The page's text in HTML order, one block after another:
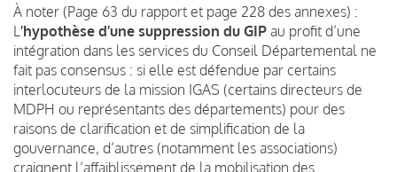
À noter (Page 63 du rapport et page 228 des annexes) :
L ’hypothèse d’une suppression du GIP au profit d’une
intégration dans les services du Conseil Départemental ne
fait pas consensus : si elle est défendue par certains
interlocuteurs de la mission IGAS (certains directeurs de
MDPH ou représentants des départements) pour des
raisons de clarification et de simplification de la
gouvernance, d’autres (notamment les associations)
craignent l’affaiblissement de la mobilisation des